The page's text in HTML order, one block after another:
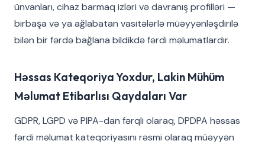
ünvanları, cihaz barmaq izləri və davranış profilləri —
birbaşa və ya ağlabatan vasitələrlə müəyyənləşdirilə
bilən bir fərdə bağlana bildikdə fərdi məlumatlardır.
Həssas Kateqoriya Yoxdur, Lakin Mühüm
Məlumat Etibarlısı Qaydaları Var
GDPR, LGPD və PIPA-dan fərqli olaraq, DPDPA həssas
fərdi məlumat kateqoriyasını rəsmi olaraq müəyyən